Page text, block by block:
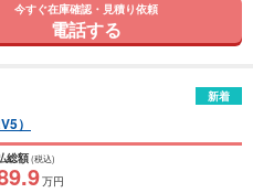
今すぐ在庫確認・見積り依頼
電話する
新着
）
総額(税込)
.9万円